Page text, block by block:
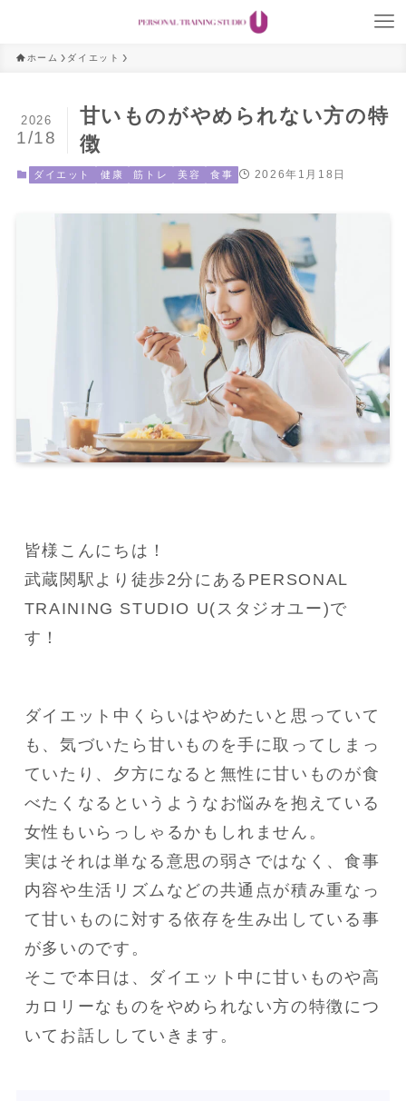
ホーム ダイエット
甘いものがやめられない方の特
徴
2026
1/18
ダイエット 健康 筋トレ 美容 食事 2026年1月18日
皆様こんにちは！
武蔵関駅より徒歩2分にあるPERSONAL
TRAINING STUDIO U(スタジオユー)で
す！
ダイエット中くらいはやめたいと思っていて
も、気づいたら甘いものを手に取ってしまっ
ていたり、夕方になると無性に甘いものが食
べたくなるというようなお悩みを抱えている
女性もいらっしゃるかもしれません。
実はそれは単なる意思の弱さではなく、食事
内容や生活リズムなどの共通点が積み重なっ
て甘いものに対する依存を生み出している事
が多いのです。
そこで本日は、ダイエット中に甘いものや高
カロリーなものをやめられない方の特徴につ
いてお話ししていきます。